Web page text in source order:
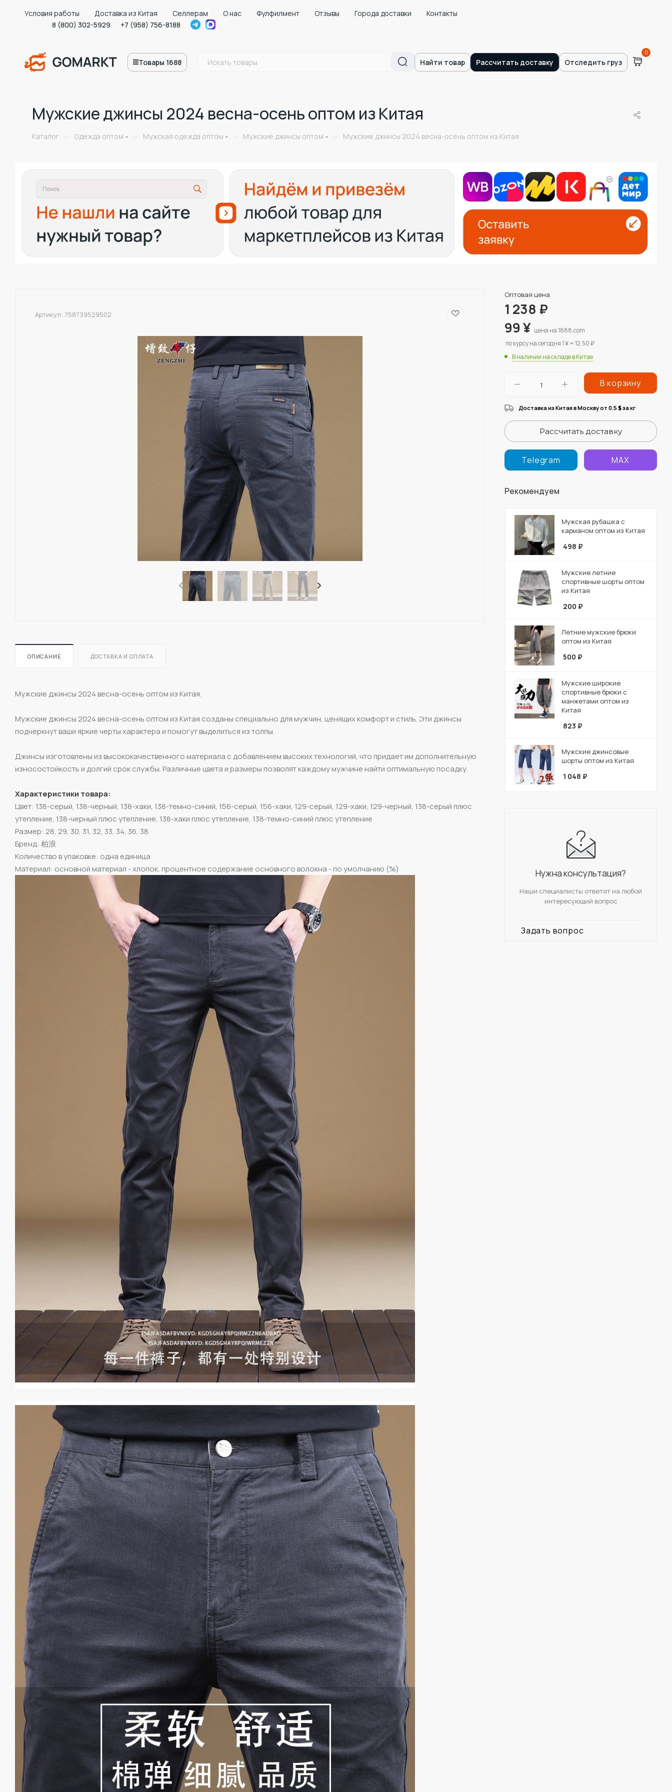
Условия работы Доставка из Китая Селлерам О нас Фулфилмент Отзывы Города доставки
Контакты
8 (800) 302-5929
+7 (958) 756-8188
Товары 1688 Найти товар Рассчитать доставку Отследить груз
0
Мужские джинсы 2024 весна-осень оптом из Китая
Каталог — Одежда оптом — Мужская одежда оптом — Мужские джинсы оптом — Мужские джинсы 2024 весна-осень оптом из Китая
Артикул: 758739529502
ОПИСАНИЕ ДОСТАВКА И ОПЛАТА
Мужские джинсы 2024 весна-осень оптом из Китая.
Мужские джинсы 2024 весна-осень оптом из Китая созданы специально для мужчин, ценящих комфорт и стиль. Эти джинсы
подчеркнут ваши яркие черты характера и помогут выделиться из толпы.
Джинсы изготовлены из высококачественного материала с добавлением высоких технологий, что придает им дополнительную
износостойкость и долгий срок службы. Различные цвета и размеры позволят каждому мужчине найти оптимальную посадку.
Характеристики товара:
Цвет: 138-серый, 138-черный, 138-хаки, 138-темно-синий, 156-серый, 156-хаки, 129-серый, 129-хаки, 129-черный, 138-серый плюс
утепление, 138-черный плюс утепление, 138-хаки плюс утепление, 138-темно-синий плюс утепление
Размер: 28, 29, 30, 31, 32, 33, 34, 36, 38
Бренд: 柏浪
Количество в упаковке: одна единица
Материал: основной материал - хлопок, процентное содержание основного волокна - по умолчанию (%)
Оптовая цена
1 238 ₽
99¥ цена на 1688.com
по курсу на сегодня 1 ¥ = 12.50 ₽
В наличии на складе в Китае
В корзину
Доставка из Китая в Москву от 0.5 $за кг
Рассчитать доставку
Telegram MAX
Рекомендуем
Мужская рубашка с
карманом оптом из Китая
498 ₽
Мужские летние
спортивные шорты оптом
из Китая
200 ₽
Летние мужские брюки
оптом из Китая
500 ₽
Мужские широкие
спортивные брюки с
манжетами оптом из
Китая
823 ₽
Мужские джинсовые
шорты оптом из Китая
1 048 ₽
Нужна консультация?
Наши специалисты ответят на любой
интересующий вопрос
Задать вопрос